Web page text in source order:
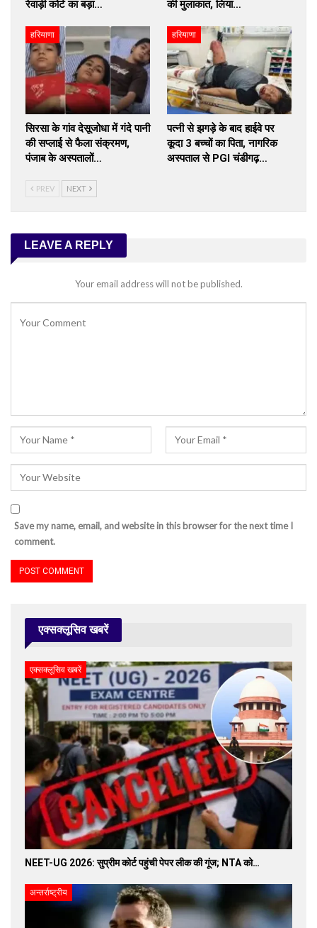
रेवाड़ी कोर्ट का बड़ा… की मुलाकात, लिया…
हरियाणा
सिरसा के गांव देसूजोधा में गंदे पानी
की सप्लाई से फैला संक्रमण,
पंजाब के अस्पतालों…
हरियाणा
पत्नी से झगड़े के बाद हाईवे पर
कूदा 3 बच्चों का पिता, नागरिक
अस्पताल से PGI चंडीगढ़…
PREV NEXT
LEAVE A REPLY
Your email address will not be published.
Save my name, email, and website in this browser for the next time I
comment.
एक्सक्लूसिव खबरें
एक्सक्लूसिव खबरें
NEET-UG 2026: सुप्रीम कोर्ट पहुंची पेपर लीक की गूंज; NTA को…
अन्तर्राष्ट्रीय